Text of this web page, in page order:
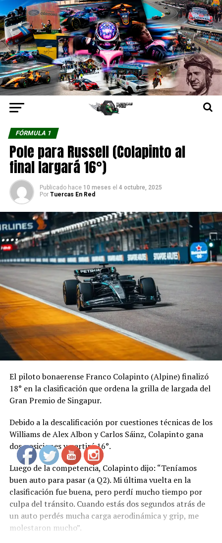
FÓRMULA 1
Pole para Russell (Colapinto al
final largará 16°)
Publicado hace 10 meses el 4 octubre, 2025
Por Tuercas En Red
El piloto bonaerense Franco Colapinto (Alpine) finalizó
18° en la clasificación que ordena la grilla de largada del
Gran Premio de Singapur.
Debido a la descalificación por cuestiones técnicas de los
Williams de Alex Albon y Carlos Sáinz, Colapinto gana
dos posiciones y partirá 16°.
Luego de la competencia, Colapinto dijo: “Teníamos
buen auto para pasar (a Q2). Mi última vuelta en la
clasificación fue buena, pero perdí mucho tiempo por
culpa del tránsito. Cuando estás dos segundos atrás de
un auto perdés mucha carga aerodinámica y grip, me
molestaron mucho”.